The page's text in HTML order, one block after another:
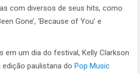
com diversos de seus hits, como
Gone’, ‘Because of You’ e
em um dia do festival, Kelly Clarkson
paulistana do Pop Music